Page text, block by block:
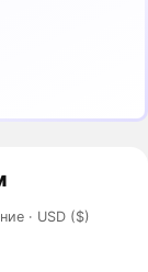
· USD ($)